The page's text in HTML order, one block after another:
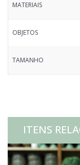
MATERIAIS
OBJETOS
TAMANHO
ITENS